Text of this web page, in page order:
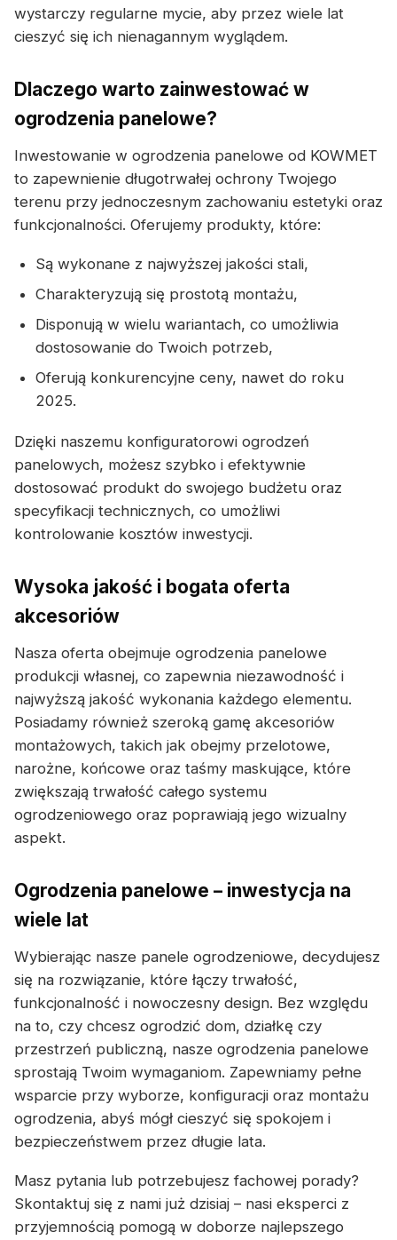
wystarczy regularne mycie, aby przez wiele lat
cieszyć się ich nienagannym wyglądem.
Dlaczego warto zainwestować w
ogrodzenia panelowe?
Inwestowanie w ogrodzenia panelowe od KOWMET
to zapewnienie długotrwałej ochrony Twojego
terenu przy jednoczesnym zachowaniu estetyki oraz
funkcjonalności. Oferujemy produkty, które:
Są wykonane z najwyższej jakości stali,
Charakteryzują się prostotą montażu,
Disponują w wielu wariantach, co umożliwia
dostosowanie do Twoich potrzeb,
Oferują konkurencyjne ceny, nawet do roku
2025.
Dzięki naszemu konfiguratorowi ogrodzeń
panelowych, możesz szybko i efektywnie
dostosować produkt do swojego budżetu oraz
specyfikacji technicznych, co umożliwi
kontrolowanie kosztów inwestycji.
Wysoka jakość i bogata oferta
akcesoriów
Nasza oferta obejmuje ogrodzenia panelowe
produkcji własnej, co zapewnia niezawodność i
najwyższą jakość wykonania każdego elementu.
Posiadamy również szeroką gamę akcesoriów
montażowych, takich jak obejmy przelotowe,
narożne, końcowe oraz taśmy maskujące, które
zwiększają trwałość całego systemu
ogrodzeniowego oraz poprawiają jego wizualny
aspekt.
Ogrodzenia panelowe – inwestycja na
wiele lat
Wybierając nasze panele ogrodzeniowe, decydujesz
się na rozwiązanie, które łączy trwałość,
funkcjonalność i nowoczesny design. Bez względu
na to, czy chcesz ogrodzić dom, działkę czy
przestrzeń publiczną, nasze ogrodzenia panelowe
sprostają Twoim wymaganiom. Zapewniamy pełne
wsparcie przy wyborze, konfiguracji oraz montażu
ogrodzenia, abyś mógł cieszyć się spokojem i
bezpieczeństwem przez długie lata.
Masz pytania lub potrzebujesz fachowej porady?
Skontaktuj się z nami już dzisiaj – nasi eksperci z
przyjemnością pomogą w doborze najlepszego